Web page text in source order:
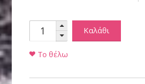
Καλάθι
Το θέλω